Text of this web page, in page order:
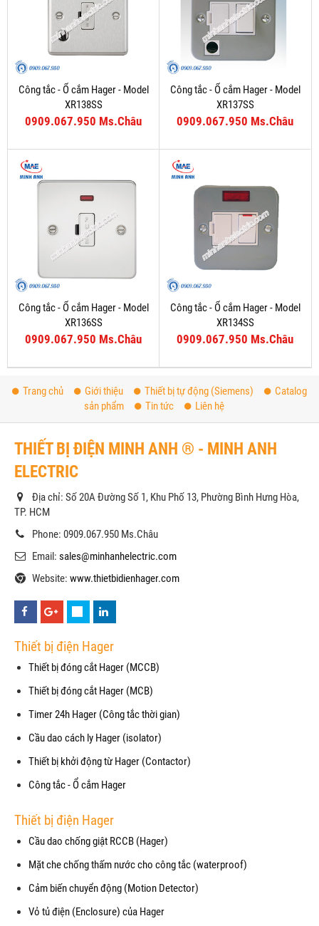
Công tắc - Ổ cắm Hager - Model
XR138SS
0909.067.950 Ms.Châu
Công tắc - Ổ cắm Hager - Model
XR137SS
0909.067.950 Ms.Châu
Công tắc - Ổ cắm Hager - Model
XR136SS
0909.067.950 Ms.Châu
Công tắc - Ổ cắm Hager - Model
XR134SS
0909.067.950 Ms.Châu
Trang chủ Giới thiệu Thiết bị tự động (Siemens)
Catalog
sản phẩm
Tin tức Liên hệ
THIẾT BỊ ĐIỆN MINH ANH ® - MINH ANH
ELECTRIC
Địa chỉ: Số 20A Đường Số 1, Khu Phố 13, Phường Bình Hưng Hòa,
TP. HCM
Phone: 0909.067.950 Ms.Châu
Email: sales@minhanhelectric.com
Website: www.thietbidienhager.com
Thiết bị điện Hager
Thiết bị đóng cắt Hager (MCCB)
Thiết bị đóng cắt Hager (MCB)
Timer 24h Hager (Công tắc thời gian)
Cầu dao cách ly Hager (isolator)
Thiết bị khởi động từ Hager (Contactor)
Công tắc - Ổ cắm Hager
Thiết bị điện Hager
Cầu dao chống giật RCCB (Hager)
Mặt che chống thấm nước cho công tắc (waterproof)
Cảm biến chuyển động (Motion Detector)
Vỏ tủ điện (Enclosure) của Hager